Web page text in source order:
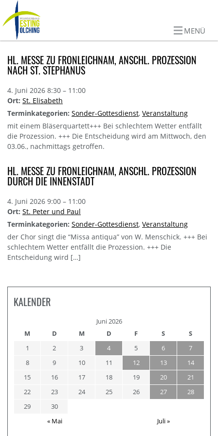
MENÜ
HL. MESSE ZU FRONLEICHNAM, ANSCHL. PROZESSION
NACH ST. STEPHANUS
4. Juni 2026 8:30 – 11:00
Ort: St. Elisabeth
Terminkategorien: Sonder-Gottesdienst, Veranstaltung
mit einem Bläserquartett+++ Bei schlechtem Wetter entfällt
die Prozession. +++ Die Entscheidung wird am Mittwoch, den
03.06., nachmittags getroffen.
HL. MESSE ZU FRONLEICHNAM, ANSCHL. PROZESSION
DURCH DIE INNENSTADT
4. Juni 2026 9:00 – 11:00
Ort: St. Peter und Paul
Terminkategorien: Sonder-Gottesdienst, Veranstaltung
der Chor singt die “Missa antiqua” von W. Menschick. +++ Bei
schlechtem Wetter entfällt die Prozession. +++ Die
Entscheidung wird […]
KALENDER
Juni 2026
M
D M D F S
S
1
2 3 4 5 6
7
8
9 10 11 12 13
14
15
16 17 18 19 20
21
22
23 24 25 26 27
28
29
30
« Mai
Juli »